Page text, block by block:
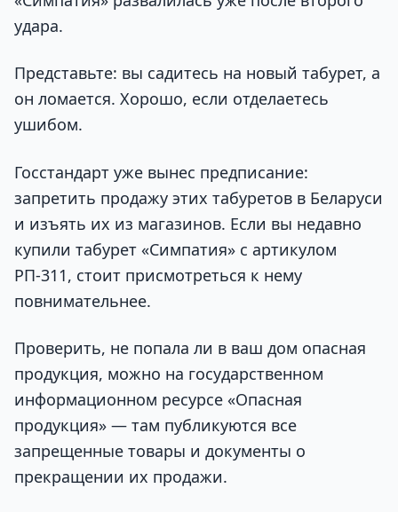
удара.
Представьте: вы садитесь на новый табурет, а
он ломается. Хорошо, если отделаетесь
ушибом.
Госстандарт уже вынес предписание:
запретить продажу этих табуретов в Беларуси
и изъять их из магазинов. Если вы недавно
купили табурет «Симпатия» с артикулом
РП-311, стоит присмотреться к нему
повнимательнее.
Проверить, не попала ли в ваш дом опасная
продукция, можно на государственном
информационном ресурсе «Опасная
продукция» — там публикуются все
запрещенные товары и документы о
прекращении их продажи.